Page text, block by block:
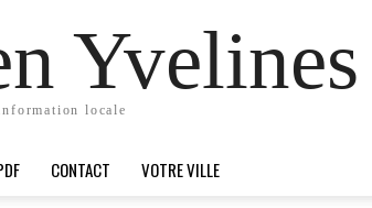
Yvelines
locale
CONTACT VOTRE VILLE